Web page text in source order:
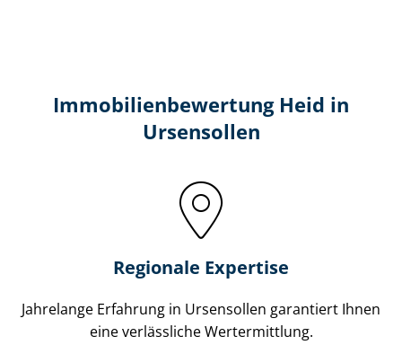
Immobilien­bewertung Heid in
Ursensollen
Regionale Expertise
Jahrelange Erfahrung in Ursensollen garantiert Ihnen
eine verlässliche Wertermittlung.